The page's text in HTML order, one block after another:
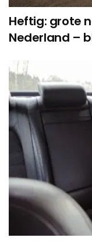
Heftig: grote
Nederland –